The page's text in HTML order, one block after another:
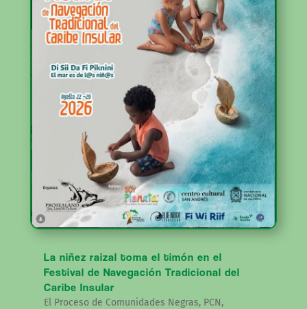
La niñez raizal toma el timón en el
Festival de Navegación Tradicional del
Caribe Insular
El Proceso de Comunidades Negras, PCN,